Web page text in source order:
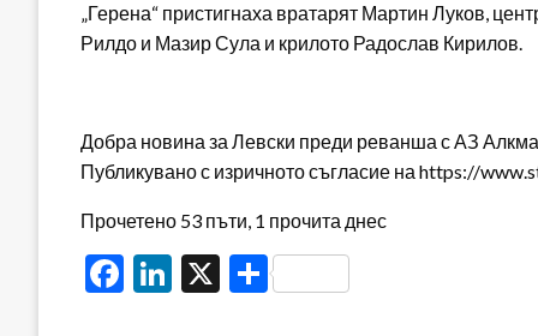
„Герена“ пристигнаха вратарят Мартин Луков,
Рилдо и Мазир Сула и крилото Радослав Кирилов.
Добра новина за Левски преди реванша с АЗ
Публикувано с изричното съгласие на https://
Прочетено 53 пъти, 1 прочита днес
Facebook
LinkedIn
X Share